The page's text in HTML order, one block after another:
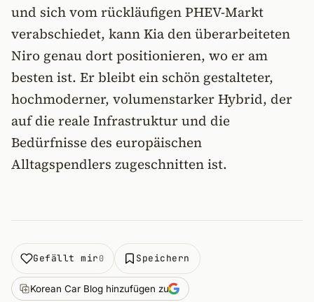
und sich vom rückläufigen PHEV-Markt
verabschiedet, kann Kia den überarbeiteten
Niro genau dort positionieren, wo er am
besten ist. Er bleibt ein schön gestalteter,
hochmoderner, volumenstarker Hybrid, der
auf die reale Infrastruktur und die
Bedürfnisse des europäischen
Alltagspendlers zugeschnitten ist.
Gefällt mir0 Speichern
Korean Car Blog hinzufügen zu